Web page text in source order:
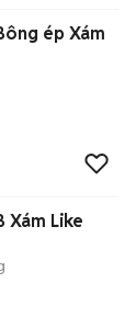
ép Xám
Xám Like